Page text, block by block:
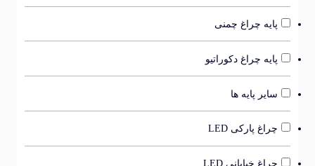
پایه چراغ چمنی
پایه چراغ دکوراتیو
سایر پایه ها
چراغ پارکی LED
چراغ خیابانی LED